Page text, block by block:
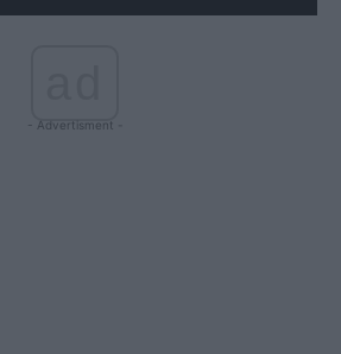
- Advertisment -